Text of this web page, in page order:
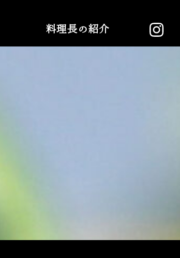
料理長の紹介